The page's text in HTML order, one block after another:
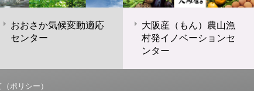
おおさか気候変動適応
センター
大阪産（もん）農山漁
村発イノベーションセ
ンター
ポリシー）